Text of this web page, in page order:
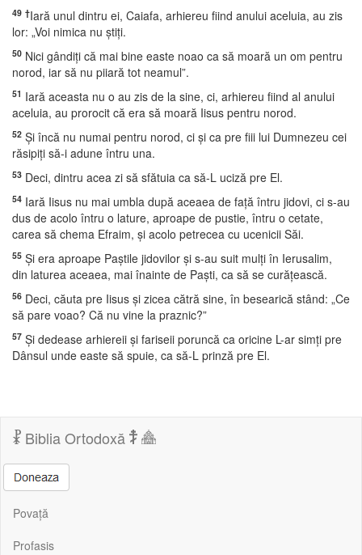
49 †Iară unul dintru ei, Caiafa, arhiereu fiind anului aceluia, au zis
lor: „Voi nimica nu ştiţi.
50 Nici gândiţi că mai bine easte noao ca să moară un om pentru
norod, iar să nu piiară tot neamul”.
51 Iară aceasta nu o au zis de la sine, ci, arhiereu fiind al anului
aceluia, au prorocit că era să moară Iisus pentru norod.
52 Şi încă nu numai pentru norod, ci şi ca pre fiii lui Dumnezeu cei
răsipiţi să-i adune întru una.
53 Deci, dintru acea zi să sfătuia ca să-L uciză pre El.
54 Iară Iisus nu mai umbla după aceaea de faţă întru jidovi, ci s-au
dus de acolo întru o lature, aproape de pustie, întru o cetate,
carea să chema Efraim, şi acolo petrecea cu ucenicii Săi.
55 Şi era aproape Paştile jidovilor şi s-au suit mulţi în Ierusalim,
din laturea aceaea, mai înainte de Paşti, ca să se curăţească.
56 Deci, căuta pre Iisus şi zicea cătră sine, în besearică stând: „Ce
să pare voao? Că nu vine la praznic?”
57 Şi dedease arhiereii şi fariseii poruncă ca oricine L-ar simţi pre
Dânsul unde easte să spuie, ca să-L prinză pre El.
Biblia Ortodoxă
Povață
Profasis